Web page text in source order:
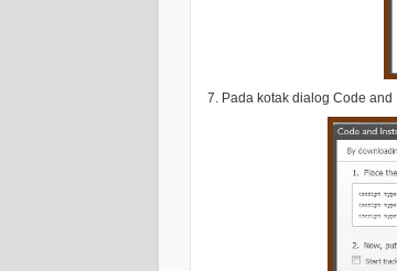
7. Pada kotak dialog Code and